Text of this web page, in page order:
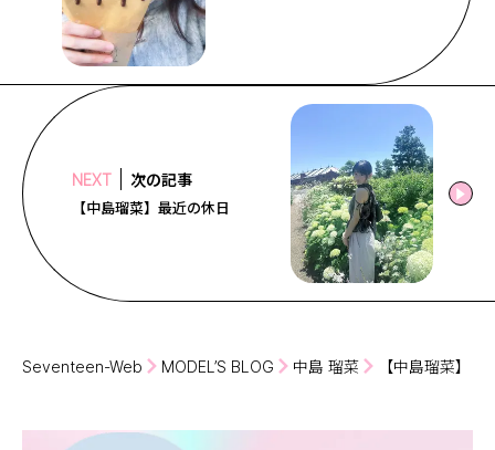
NEXT 次の記事
【中島瑠菜】最近の休日
Seventeen-Web MODEL’S BLOG 中島 瑠菜 【中島瑠菜】お